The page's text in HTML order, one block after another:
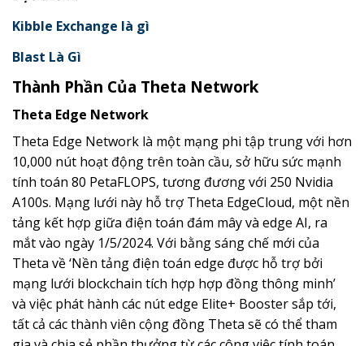
Kibble Exchange là gì
Blast Là Gì
Thành Phần Của Theta Network
Theta Edge Network
Theta Edge Network là một mạng phi tập trung với hơn
10,000 nút hoạt động trên toàn cầu, sở hữu sức mạnh
tính toán 80 PetaFLOPS, tương đương với 250 Nvidia
A100s. Mạng lưới này hỗ trợ Theta EdgeCloud, một nền
tảng kết hợp giữa điện toán đám mây và edge AI, ra
mắt vào ngày 1/5/2024. Với bằng sáng chế mới của
Theta về ‘Nền tảng điện toán edge được hỗ trợ bởi
mạng lưới blockchain tích hợp hợp đồng thông minh’
và việc phát hành các nút edge Elite+ Booster sắp tới,
tất cả các thành viên cộng đồng Theta sẽ có thể tham